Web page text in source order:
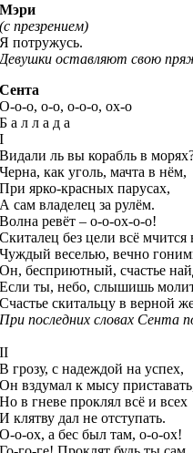
Мэри
(с презрением)
Я потружусь.
Девушки оставляют свою
Сента
О-о-о, о-о, о-о-о, ох-о
Б а л л а д а
I
Видали ль вы корабль в
Черна, как уголь, мачта в нём,
При ярко-красных парусах,
А сам владелец за рулём.
Волна ревёт – о-о-ох-о-о!
Скиталец без цели всё мчится
Чуждый веселью, вечно
Он, бесприютный, счастье
Если ты, небо, слышишь
Счастье скитальцу в верной
При последних словах Сента
II
В грозу, с надеждой на успех,
Он вздумал к мысу
Но в гневе проклял всё и всех
И клятву дал не отступать.
О-о-ох, а бес был там, о-о-ох!